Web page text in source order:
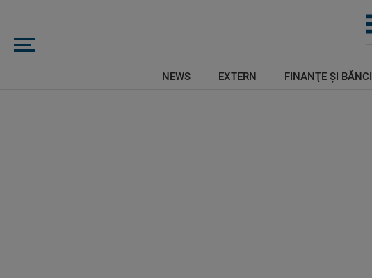
NEWS EXTERN FINANŢE ŞI BĂNCI